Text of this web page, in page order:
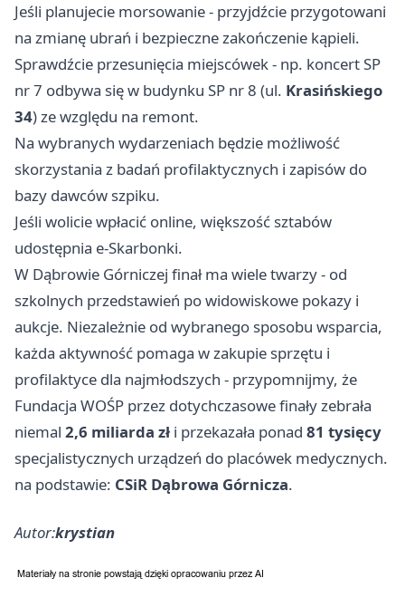
Jeśli planujecie morsowanie - przyjdźcie przygotowani
na zmianę ubrań i bezpieczne zakończenie kąpieli.
Sprawdźcie przesunięcia miejscówek - np. koncert SP
nr 7 odbywa się w budynku SP nr 8 (ul. Krasińskiego
34) ze względu na remont.
Na wybranych wydarzeniach będzie możliwość
skorzystania z badań profilaktycznych i zapisów do
bazy dawców szpiku.
Jeśli wolicie wpłacić online, większość sztabów
udostępnia e-Skarbonki.
W Dąbrowie Górniczej finał ma wiele twarzy - od
szkolnych przedstawień po widowiskowe pokazy i
aukcje. Niezależnie od wybranego sposobu wsparcia,
każda aktywność pomaga w zakupie sprzętu i
profilaktyce dla najmłodszych - przypomnijmy, że
Fundacja WOŚP przez dotychczasowe finały zebrała
niemal 2,6 miliarda zł i przekazała ponad 81 tysięcy
specjalistycznych urządzeń do placówek medycznych.
na podstawie: CSiR Dąbrowa Górnicza.
Autor:krystian